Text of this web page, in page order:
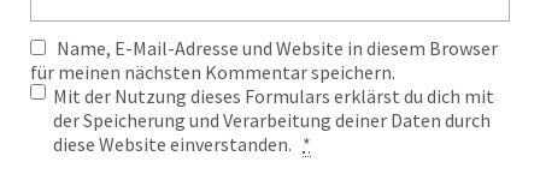
Name, E-Mail-Adresse und Website in diesem Browser
für meinen nächsten Kommentar speichern.
Mit der Nutzung dieses Formulars erklärst du dich mit
der Speicherung und Verarbeitung deiner Daten durch
diese Website einverstanden. *